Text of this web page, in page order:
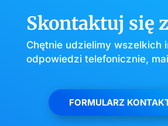
Skontaktuj się
Chętnie udzielimy wszelkich
odpowiedzi telefonicznie,
FORMULARZ